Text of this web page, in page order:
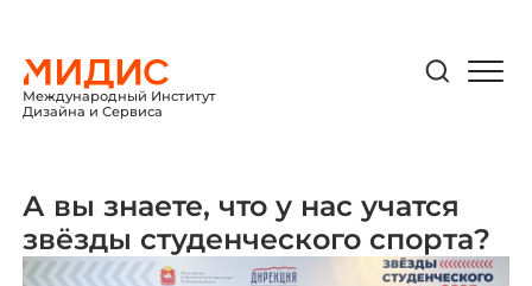
Международный Институт
Дизайна и Сервиса
А вы знаете, что у нас учатся
звёзды студенческого спорта?